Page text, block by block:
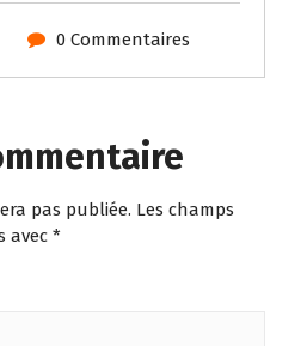
0 Commentaires
pas publiée. Les champs
avec *